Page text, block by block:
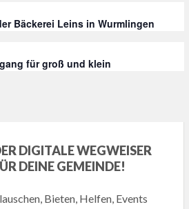
Bäckerei Leins in Wurmlingen
für groß und klein
DIGITALE WEGWEISER
DEINE GEMEINDE!
Bieten, Helfen, Events